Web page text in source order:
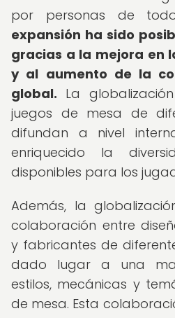
por personas de
expansión ha sido
gracias a la mejora en
y al aumento de la
global. La
juegos de mesa de
difundan a nivel
enriquecido la
disponibles para los
Además, la
colaboración entre
y fabricantes de
dado lugar a una
estilos, mecánicas y
de mesa. Esta